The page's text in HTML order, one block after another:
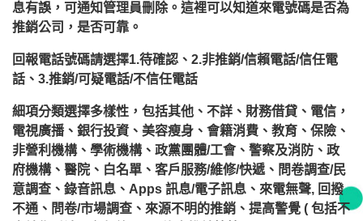
息有誤，可通知管理員刪除。這裡可以知道來電號碼是否為
推銷公司，是否可靠。
回報電話號碼請選擇1.待確認、2.非推銷/信賴電話/信任電
話、3.推銷/可疑電話/不信任電話
細項分類選擇多樣性，包括其他、不詳、財務借貸、電信，
電視廣播、銀行投資、美容瘦身、會籍消費、教育、保險、
非營利機構、學術機構、政黨團體/工會、警察及消防、政
府機構、醫院、白名單、客戶服務/維修/快遞、問卷調查/民
意調查、錄音訊息、Apps 訊息/電子訊息、來電無聲, 回撥
不通、問卷/市場調查、來源不明的推銷、提高警覺 ( 包括不